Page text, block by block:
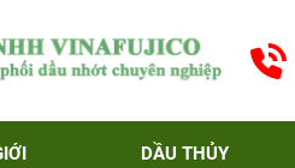
DẦU THỦY